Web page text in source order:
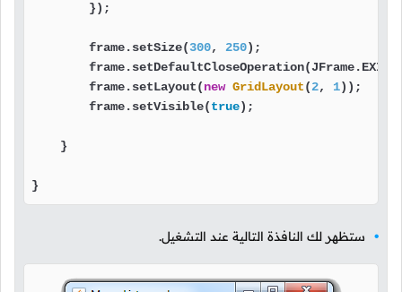
        });
        frame.setSize(
300, 250
        frame.setLayout(
new GridLayout(2, 1
        frame.setVisible(
true
    }
}
ستظهر لك النافذة التالية عند التشغيل.